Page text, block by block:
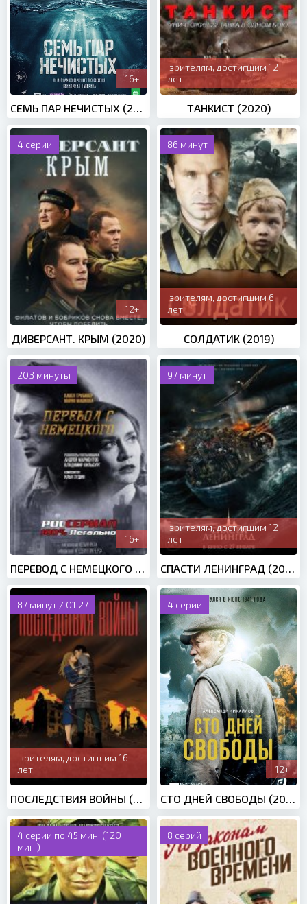
16+
СЕМЬ ПАР НЕЧИСТЫХ (2018)
зрителям, достигшим 12
лет
ТАНКИСТ (2020)
4 серии
12+
ДИВЕРСАНТ. КРЫМ (2020)
86 минут
зрителям, достигшим 6
лет
СОЛДАТИК (2019)
203 минуты
16+
ПЕРЕВОД С НЕМЕЦКОГО (2020)
97 минут
зрителям, достигшим 12
лет
СПАСТИ ЛЕНИНГРАД (2019)
87 минут / 01:27
зрителям, достигшим 16
лет
4 серии
12+
4 серии по 45 мин. (120
мин.)
8 серий